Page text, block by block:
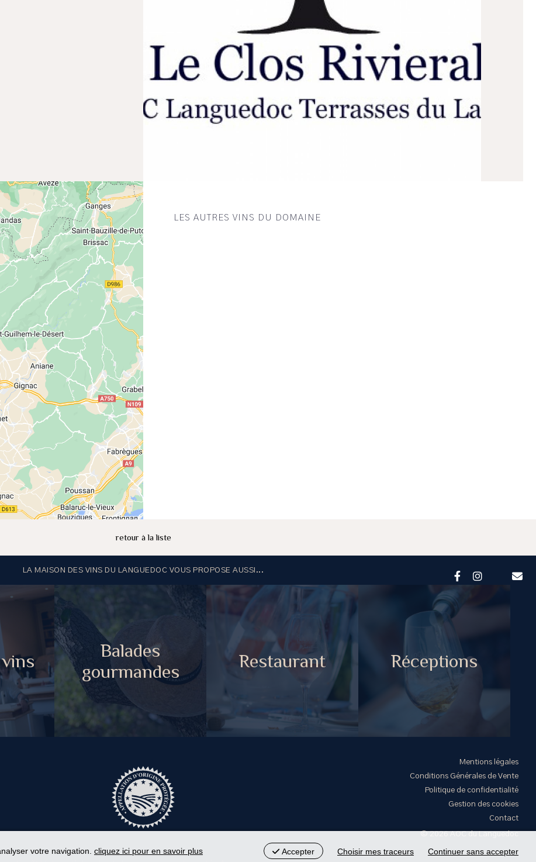
LES AUTRES VINS DU DOMAINE
retour à la liste
LA MAISON DES VINS DU LANGUEDOC VOUS PROPOSE AUSSI...
Balades
gourmandes
Restaurant Réceptions
Mentions légales
Conditions Générales de Vente
Politique de confidentialité
Gestion des cookies
Contact
votre navigation. cliquez ici pour en savoir plus Accepter Choisir mes traceurs Continuer sans accepter